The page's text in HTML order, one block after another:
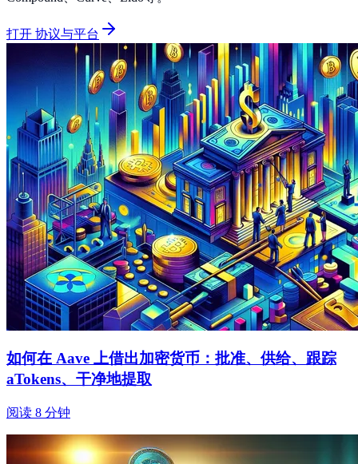
打开 协议与平台
如何在 Aave 上借出加密货币：批准、供给、跟踪
aTokens、干净地提取
阅读 8 分钟